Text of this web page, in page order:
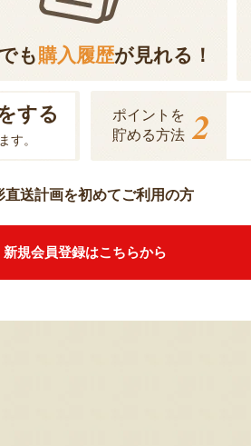
も購入履歴が見れる！
する
す。
ポイントを
貯める方法 2
直送計画を初めてご利用の方
新規会員登録はこちらから